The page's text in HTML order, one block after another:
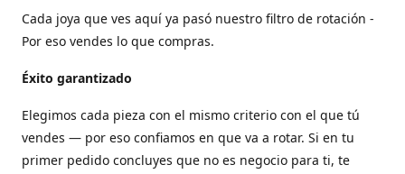
Cada joya que ves aquí ya pasó nuestro filtro de rotación -
Por eso vendes lo que compras.
Éxito garantizado
Elegimos cada pieza con el mismo criterio con el que tú
vendes — por eso confiamos en que va a rotar. Si en tu
primer pedido concluyes que no es negocio para ti, te